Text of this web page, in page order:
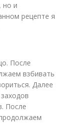
но и
рецепте я
После
взбивать
Далее
После